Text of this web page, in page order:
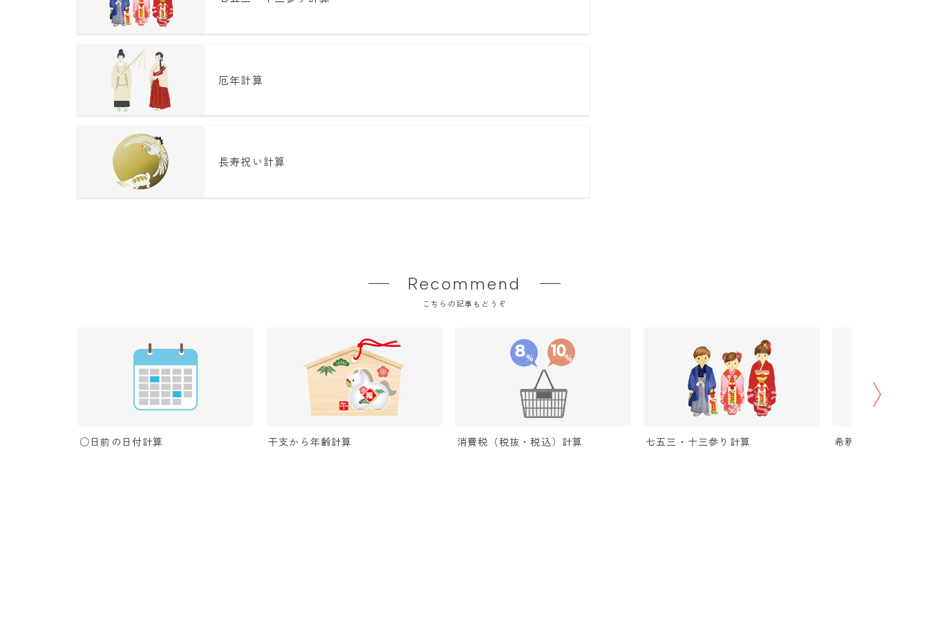
厄年計算
長寿祝い計算
Recommend
こちらの記事もどうぞ
○日前の日付計算 干支から年齢計算 消費税（税抜・税込）計算 七五三・十三参り計算 希釈計算